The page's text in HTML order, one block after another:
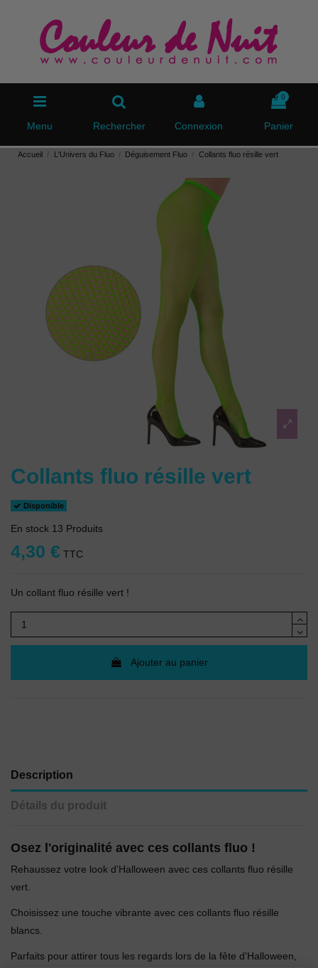
Menu Rechercher Connexion
0
Panier
Accueil L'Univers du Fluo Déguisement Fluo Collants fluo résille vert
Collants fluo résille vert
Disponible
En stock 13 Produits
4,30 € TTC
Un collant fluo résille vert !
Ajouter au panier
Description
Détails du produit
Osez l'originalité avec ces collants fluo !
Rehaussez votre look d'Halloween avec ces collants fluo résille
vert.
Choisissez une touche vibrante avec ces collants fluo résille
blancs.
Parfaits pour attirer tous les regards lors de la fête d'Halloween,